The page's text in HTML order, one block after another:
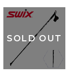
SOLD OUT